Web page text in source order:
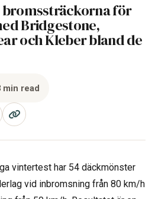
för
Bridgestone,
och Kleber bland de
min read
vintertest har 54 däckmönster
vid inbromsning från 80 km/h